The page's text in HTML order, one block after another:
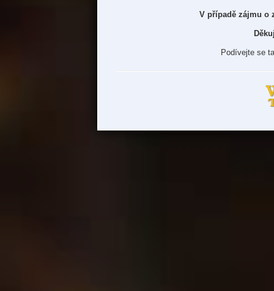
V případě zájmu o
Podívejte se